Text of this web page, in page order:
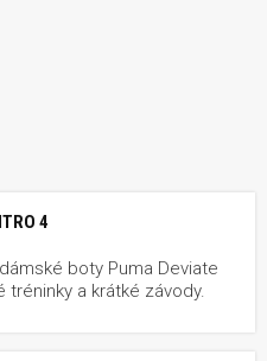
4
boty Puma Deviate
tréninky a krátké závody.